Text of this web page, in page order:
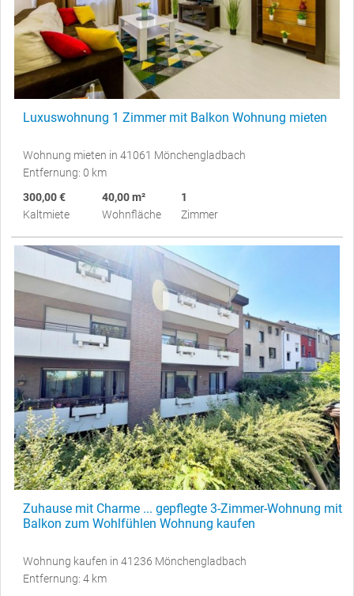
Luxuswohnung 1 Zimmer mit Balkon Wohnung mieten
Wohnung mieten in 41061 Mönchengladbach
Entfernung: 0 km
300,00 €
Kaltmiete
40,00 m²
Wohnfläche
1
Zimmer
Zuhause mit Charme ... gepflegte 3-Zimmer-Wohnung mit
Balkon zum Wohlfühlen Wohnung kaufen
Wohnung kaufen in 41236 Mönchengladbach
Entfernung: 4 km